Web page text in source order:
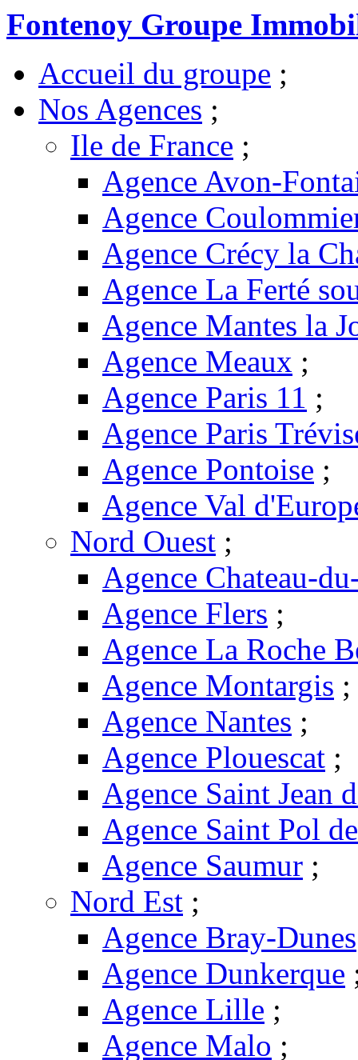
Fontenoy Groupe
Accueil du groupe ;
Nos Agences ;
Ile de France ;
Agence Avon-
Agence
Agence Crécy la
Agence La Ferté
Agence Mantes la
Agence Meaux ;
Agence Paris 11 ;
Agence Paris
Agence Pontoise ;
Agence Val
Nord Ouest ;
Agence Chateau-
Agence Flers ;
Agence La Roche
Agence Montargis ;
Agence Nantes ;
Agence Plouescat ;
Agence Saint Jean
Agence Saint Pol
Agence Saumur ;
Nord Est ;
Agence Bray-Dunes
Agence Dunkerque
Agence Lille ;
Agence Malo ;